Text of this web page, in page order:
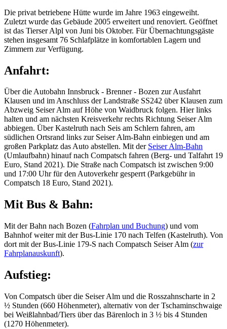
Die privat betriebene Hütte wurde im Jahre 1963 eingeweiht.
Zuletzt wurde das Gebäude 2005 erweitert und renoviert. Geöffnet
ist das Tierser Alpl von Juni bis Oktober. Für Übernachtungsgäste
stehen insgesamt 76 Schlafplätze in komfortablen Lagern und
Zimmern zur Verfügung.
Anfahrt:
Über die Autobahn Innsbruck - Brenner - Bozen zur Ausfahrt
Klausen und im Anschluss der Landstraße SS242 über Klausen zum
Abzweig Seiser Alm auf Höhe von Waidbruck folgen. Hier links
halten und am nächsten Kreisverkehr rechts Richtung Seiser Alm
abbiegen. Über Kastelruth nach Seis am Schlern fahren, am
südlichen Ortsrand links zur Seiser Alm-Bahn einbiegen und am
großen Parkplatz das Auto abstellen. Mit der Seiser Alm-Bahn
(Umlaufbahn) hinauf nach Compatsch fahren (Berg- und Talfahrt 19
Euro, Stand 2021). Die Straße nach Compatsch ist zwischen 9:00
und 17:00 Uhr für den Autoverkehr gesperrt (Parkgebühr in
Compatsch 18 Euro, Stand 2021).
Mit Bus & Bahn:
Mit der Bahn nach Bozen (Fahrplan und Buchung) und vom
Bahnhof weiter mit der Bus-Linie 170 nach Telfen (Kastelruth). Von
dort mit der Bus-Linie 179-S nach Compatsch Seiser Alm (zur
Fahrplanauskunft).
Aufstieg:
Von Compatsch über die Seiser Alm und die Rosszahnscharte in 2
½ Stunden (660 Höhenmeter), alternativ von der Tschaminschwaige
bei Weißlahnbad/Tiers über das Bärenloch in 3 ½ bis 4 Stunden
(1270 Höhenmeter).